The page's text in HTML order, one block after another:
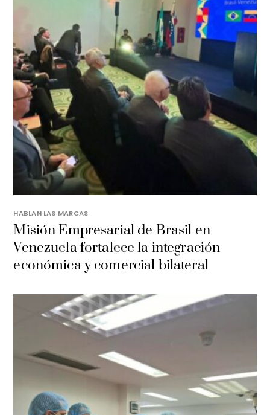
HABLAN LAS MARCAS
Misión Empresarial de Brasil en
Venezuela fortalece la integración
económica y comercial bilateral